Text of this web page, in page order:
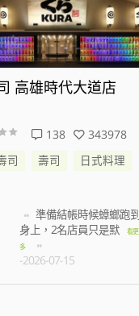
新店威秀裕隆店
25
176336
司
壽司 日式料理
我訂八點 七百多號 現在
七點半 才叫到6
看更多
-2026-08-07